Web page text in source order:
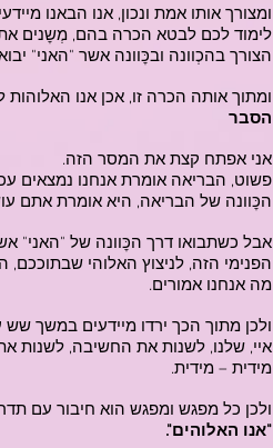
ומצורך אותו אמת ונכון, אנו הבאנו
לימוד לכם לבטא הכרה בהם, מְשׇנים
הצורך בהכְוונה ובכׇּוונה אשר "האני"
ומתוך אותה הכרה זו, אכן אנו
הסבר
אני אפתח קצת את המסר הזה.
פשוט, הבריאה אומרת אנחנו נמצאים
הכׇּוונה של הבריאה, היא אומרת אתם
אבל כשתבואו דרך הכׇּוונה של
הפנימי הזה, לניצוץ האלוהי שבתוככם,
מה אנחנו אמורים.
ולכן מתוך הכך ירדו מיידעים במשך שש
איי, שלנו, לשנות את החשיבה, לשנות
מידית – מידית.
ולכן כל מפגש ומפגש הוא חיבור עם
"אנו האלוהים".